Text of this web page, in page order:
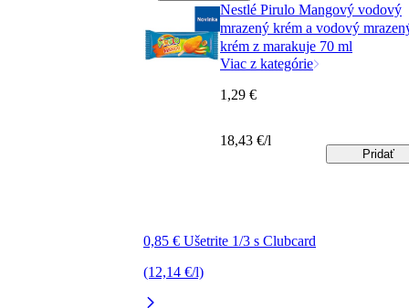
Nestlé Pirulo Mangový vodový
mrazený krém a vodový
krém z marakuje 70 ml
Viac z kategórie
0,85 € Ušetrite 1/3 s Clubcard
(12,14 €/l)
1,29 €
18,43 €/l
Pridať